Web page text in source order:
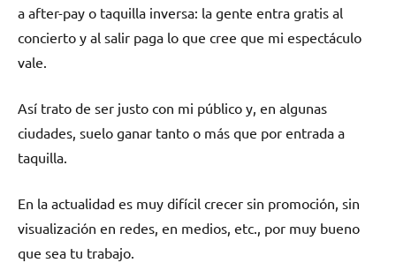
a after-pay o taquilla inversa: la gente entra gratis al
concierto y al salir paga lo que cree que mi espectáculo
vale.
Así trato de ser justo con mi público y, en algunas
ciudades, suelo ganar tanto o más que por entrada a
taquilla.
En la actualidad es muy difícil crecer sin promoción, sin
visualización en redes, en medios, etc., por muy bueno
que sea tu trabajo.